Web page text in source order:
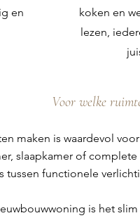
en
koken en
lezen,
Voor welke
maken is waardevol
slaapkamer of
tussen functionele
is het